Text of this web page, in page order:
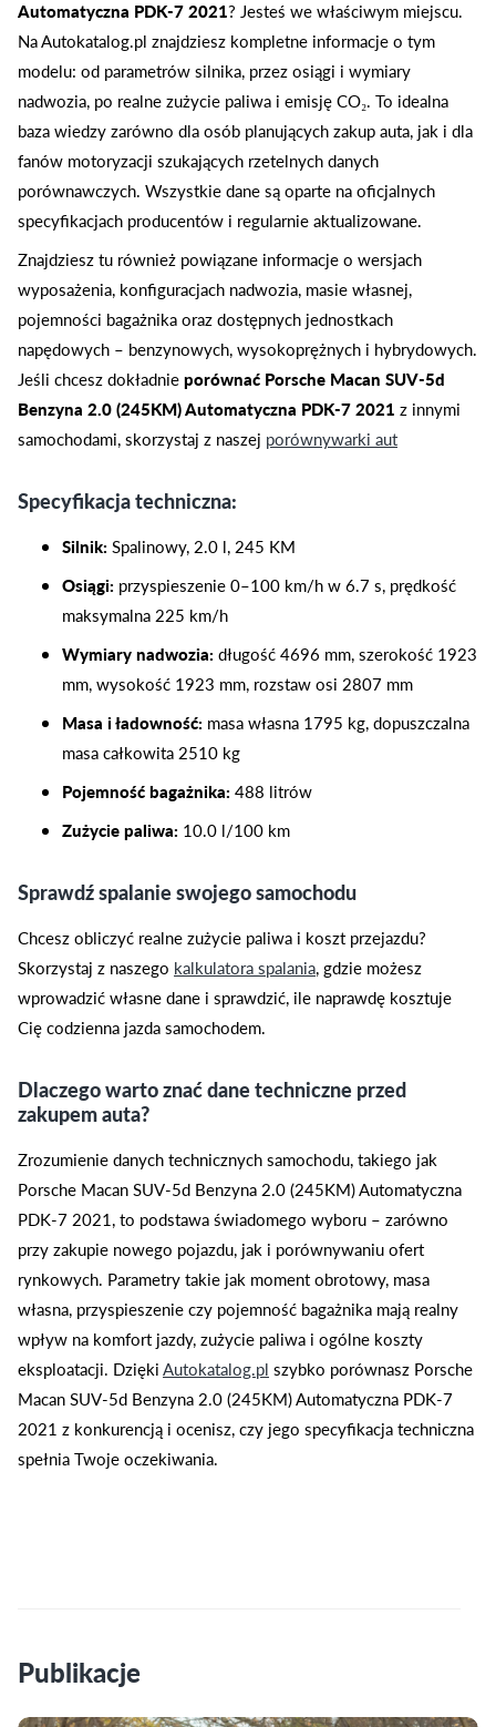
Automatyczna PDK-7 2021? Jesteś we właściwym miejscu.
Na Autokatalog.pl znajdziesz kompletne informacje o tym
modelu: od parametrów silnika, przez osiągi i wymiary
nadwozia, po realne zużycie paliwa i emisję CO₂. To idealna
baza wiedzy zarówno dla osób planujących zakup auta, jak i dla
fanów motoryzacji szukających rzetelnych danych
porównawczych. Wszystkie dane są oparte na oficjalnych
specyfikacjach producentów i regularnie aktualizowane.
Znajdziesz tu również powiązane informacje o wersjach
wyposażenia, konfiguracjach nadwozia, masie własnej,
pojemności bagażnika oraz dostępnych jednostkach
napędowych – benzynowych, wysokoprężnych i hybrydowych.
Jeśli chcesz dokładnieporównać Porsche Macan SUV-5d
Benzyna 2.0 (245KM) Automatyczna PDK-7 2021 z innymi
samochodami, skorzystaj z naszej porównywarki aut
Specyfikacja techniczna:
Silnik: Spalinowy, 2.0 l, 245 KM
Osiągi: przyspieszenie 0–100 km/h w 6.7 s, prędkość
maksymalna 225 km/h
Wymiary nadwozia: długość 4696 mm, szerokość 1923
mm, wysokość 1923 mm, rozstaw osi 2807 mm
Masa i ładowność: masa własna 1795 kg, dopuszczalna
masa całkowita 2510 kg
Pojemność bagażnika: 488 litrów
Zużycie paliwa: 10.0 l/100 km
Sprawdź spalanie swojego samochodu
Chcesz obliczyć realne zużycie paliwa i koszt przejazdu?
Skorzystaj z naszego kalkulatora spalania, gdzie możesz
wprowadzić własne dane i sprawdzić, ile naprawdę kosztuje
Cię codzienna jazda samochodem.
Dlaczego warto znać dane techniczne przed
zakupem auta?
Zrozumienie danych technicznych samochodu, takiego jak
Porsche Macan SUV-5d Benzyna 2.0 (245KM) Automatyczna
PDK-7 2021, to podstawa świadomego wyboru – zarówno
przy zakupie nowego pojazdu, jak i porównywaniu ofert
rynkowych. Parametry takie jak moment obrotowy, masa
własna, przyspieszenie czy pojemność bagażnika mają realny
wpływ na komfort jazdy, zużycie paliwa i ogólne koszty
eksploatacji. DziękiAutokatalog.pl szybko porównasz Porsche
Macan SUV-5d Benzyna 2.0 (245KM) Automatyczna PDK-7
2021 z konkurencją i ocenisz, czy jego specyfikacja techniczna
spełnia Twoje oczekiwania.
Publikacje